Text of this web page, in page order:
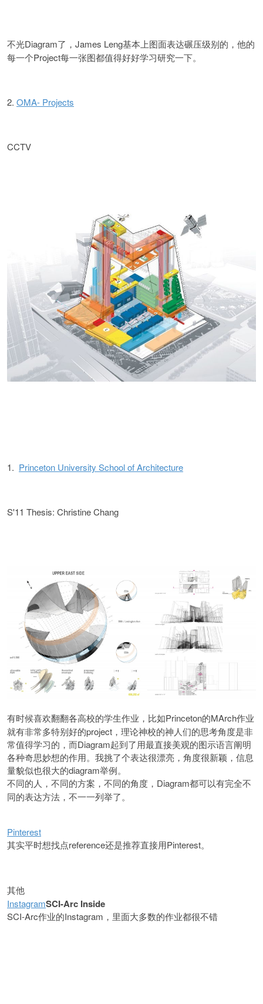
不光Diagram了，James Leng基本上图面表达碾压级别的，他的
每一个Project每一张图都值得好好学习研究一下。
2. OMA- Projects
CCTV
1. Princeton University School of Architecture
S'11 Thesis: Christine Chang
有时候喜欢翻翻各高校的学生作业，比如Princeton的MArch作业
就有非常多特别好的project，理论神校的神人们的思考角度是非
常值得学习的，而Diagram起到了用最直接美观的图示语言阐明
各种奇思妙想的作用。我挑了个表达很漂亮，角度很新颖，信息
量貌似也很大的diagram举例。
不同的人，不同的方案，不同的角度， Diagram都可以有完全不
同的表达方法，不一一列举了。
Pinterest
其实平时想找点reference还是推荐直接用Pinterest。
其他
InstagramSCI-Arc Inside
SCI-Arc作业的Instagram，里面大多数的作业都很不错